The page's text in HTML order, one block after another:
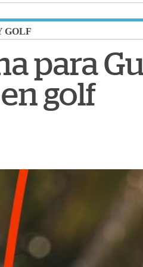
GOLF
para
golf